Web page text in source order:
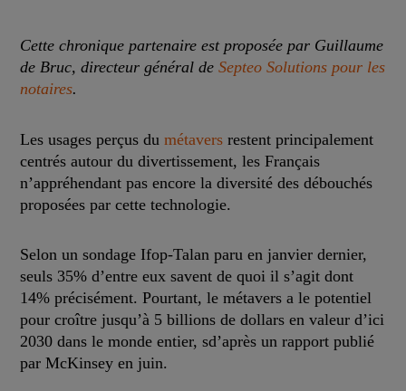
Cette chronique partenaire est proposée par Guillaume
de Bruc, directeur général deSepteo Solutions pour les
notaires.
Les usages perçus dumétavers restent principalement
centrés autour du divertissement, les Français
n’appréhendant pas encore la diversité des débouchés
proposées par cette technologie.
Selon un sondage Ifop-Talan paru en janvier dernier,
seuls 35% d’entre eux savent de quoi il s’agit dont
14% précisément. Pourtant, le métavers a le potentiel
pour croître jusqu’à 5 billions de dollars en valeur d’ici
2030 dans le monde entier, sd’après un rapport publié
par McKinsey en juin.